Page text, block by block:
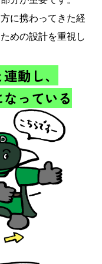
に携わってきた経
めの設計を重視し
動し、
っている